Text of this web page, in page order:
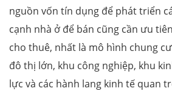
nguồn vốn tín dụng để phát triển
cạnh nhà ở để bán cũng cần ưu
cho thuê, nhất là mô hình chung
đô thị lớn, khu công nghiệp, khu
lực và các hành lang kinh tế quan